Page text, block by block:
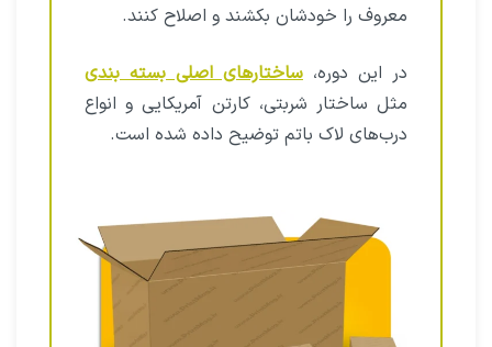
معروف را خودشان بکشند و اصلاح کنند.
در این دوره، ساختارهای اصلی بسته بندی
مثل ساختار شربتی، کارتن آمریکایی و انواع
درب‌های لاک باتم توضیح داده شده است.